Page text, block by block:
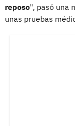
reposo", pasó una
unas pruebas